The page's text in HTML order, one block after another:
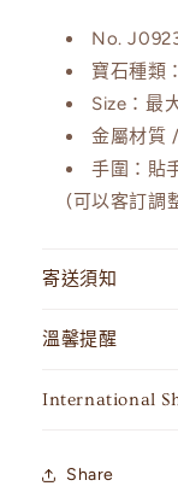
少
No.
寶石種類
Size： 最
金屬材質
手圍： 貼
(可以客訂調
寄送須知
溫馨提醒
International
Share